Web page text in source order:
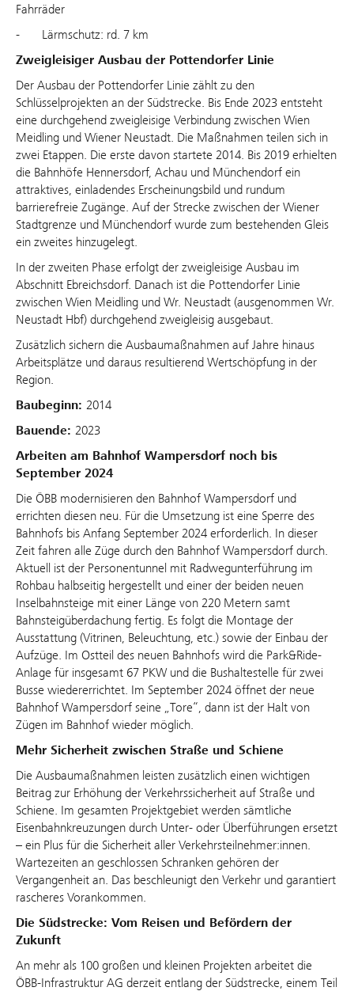
Fahrräder
- Lärmschutz: rd. 7 km
Zweigleisiger Ausbau der Pottendorfer Linie
Der Ausbau der Pottendorfer Linie zählt zu den
Schlüsselprojekten an der Südstrecke. Bis Ende 2023 entsteht
eine durchgehend zweigleisige Verbindung zwischen Wien
Meidling und Wiener Neustadt. Die Maßnahmen teilen sich in
zwei Etappen. Die erste davon startete 2014. Bis 2019 erhielten
die Bahnhöfe Hennersdorf, Achau und Münchendorf ein
attraktives, einladendes Erscheinungsbild und rundum
barrierefreie Zugänge. Auf der Strecke zwischen der Wiener
Stadtgrenze und Münchendorf wurde zum bestehenden Gleis
ein zweites hinzugelegt.
In der zweiten Phase erfolgt der zweigleisige Ausbau im
Abschnitt Ebreichsdorf. Danach ist die Pottendorfer Linie
zwischen Wien Meidling und Wr. Neustadt (ausgenommen Wr.
Neustadt Hbf) durchgehend zweigleisig ausgebaut.
Zusätzlich sichern die Ausbaumaßnahmen auf Jahre hinaus
Arbeitsplätze und daraus resultierend Wertschöpfung in der
Region.
Baubeginn: 2014
Bauende: 2023
Arbeiten am Bahnhof Wampersdorf noch bis
September 2024
Die ÖBB modernisieren den Bahnhof Wampersdorf und
errichten diesen neu. Für die Umsetzung ist eine Sperre des
Bahnhofs bis Anfang September 2024 erforderlich. In dieser
Zeit fahren alle Züge durch den Bahnhof Wampersdorf durch.
Aktuell ist der Personentunnel mit Radwegunterführung im
Rohbau halbseitig hergestellt und einer der beiden neuen
Inselbahnsteige mit einer Länge von 220 Metern samt
Bahnsteigüberdachung fertig. Es folgt die Montage der
Ausstattung (Vitrinen, Beleuchtung, etc.) sowie der Einbau der
Aufzüge. Im Ostteil des neuen Bahnhofs wird die Park&Ride-
Anlage für insgesamt 67 PKW und die Bushaltestelle für zwei
Busse wiedererrichtet. Im September 2024 öffnet der neue
Bahnhof Wampersdorf seine „Tore“, dann ist der Halt von
Zügen im Bahnhof wieder möglich.
Mehr Sicherheit zwischen Straße und Schiene
Die Ausbaumaßnahmen leisten zusätzlich einen wichtigen
Beitrag zur Erhöhung der Verkehrssicherheit auf Straße und
Schiene. Im gesamten Projektgebiet werden sämtliche
Eisenbahnkreuzungen durch Unter- oder Überführungen ersetzt
– ein Plus für die Sicherheit aller Verkehrsteilnehmer:innen.
Wartezeiten an geschlossen Schranken gehören der
Vergangenheit an. Das beschleunigt den Verkehr und garantiert
rascheres Vorankommen.
Die Südstrecke: Vom Reisen und Befördern der
Zukunft
An mehr als 100 großen und kleinen Projekten arbeitet die
ÖBB-Infrastruktur AG derzeit entlang der Südstrecke, einem Teil